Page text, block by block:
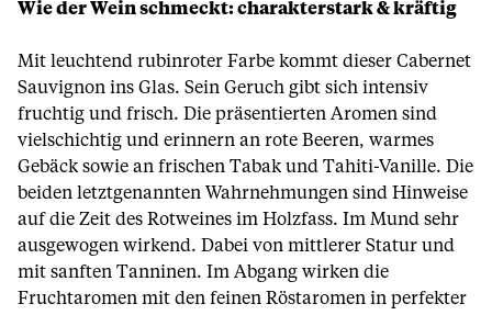
Wie der Wein schmeckt: charakterstark & kräftig
Mit leuchtend rubinroter Farbe kommt dieser Cabernet
Sauvignon ins Glas. Sein Geruch gibt sich intensiv
fruchtig und frisch. Die präsentierten Aromen sind
vielschichtig und erinnern an rote Beeren, warmes
Gebäck sowie an frischen Tabak und Tahiti-Vanille. Die
beiden letztgenannten Wahrnehmungen sind Hinweise
auf die Zeit des Rotweines im Holzfass. Im Mund sehr
ausgewogen wirkend. Dabei von mittlerer Statur und
mit sanften Tanninen. Im Abgang wirken die
Fruchtaromen mit den feinen Röstaromen in perfekter